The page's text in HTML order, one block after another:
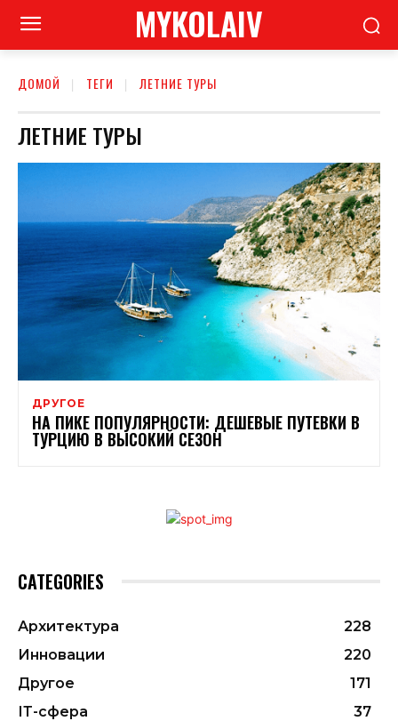
MYKOLAIV
ДОМОЙ ТЕГИ ЛЕТНИЕ ТУРЫ
ЛЕТНИЕ ТУРЫ
ДРУГОЕ
НА ПИКЕ ПОПУЛЯРНОСТИ: ДЕШЕВЫЕ ПУТЕВКИ В
ТУРЦИЮ В ВЫСОКИЙ СЕЗОН
CATEGORIES
Архитектура
228
Инновации
220
Другое
171
ІТ-сфера
37